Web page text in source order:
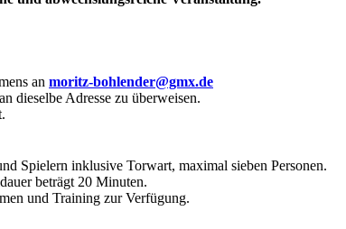
an moritz-bohlender@gmx.de
dieselbe Adresse zu überweisen.
Spielern inklusive Torwart, maximal sieben Personen.
beträgt 20 Minuten.
und Training zur Verfügung.